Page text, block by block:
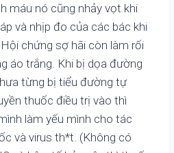
máu nó cũng nhảy vọt khi
và nhịp đo của các bác khi
chứng sợ hãi còn làm rối
áo trắng. Khi bị dọa đường
từng bị tiểu đường tự
thuốc điều trị vào thì
làm yếu mình cho tác
và virus th*t. (Không có